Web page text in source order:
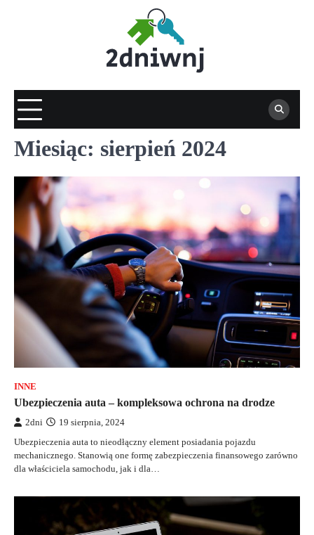
Miesiąc: sierpień 2024
INNE
Ubezpieczenia auta – kompleksowa ochrona na drodze
2dni 19 sierpnia, 2024
Ubezpieczenia auta to nieodłączny element posiadania pojazdu
mechanicznego. Stanowią one formę zabezpieczenia finansowego zarówno
dla właściciela samochodu, jak i dla…